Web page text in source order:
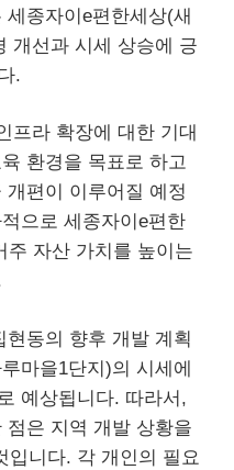
종자이e편한세상(새
개선과 시세 상승에 긍
.
프라 확장에 대한 기대
환경을 목표로 하고
편이 이루어질 예정
으로 세종자이e편한
주 자산 가치를 높이는
동의 향후 개발 계획
마을1단지)의 시세에
예상됩니다. 따라서,
은 지역 개발 상황을
입니다. 각 개인의 필요